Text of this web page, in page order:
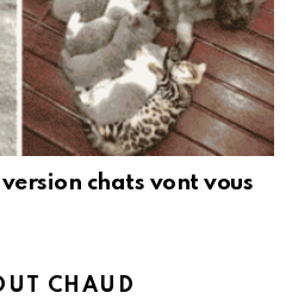
chats vont vous
CHAUD